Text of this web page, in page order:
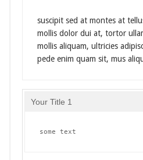
suscipit sed at montes at
mollis dolor dui at, tortor
mollis aliquam, ultricies
pede enim quam sit, mus
Your Title 1
some text